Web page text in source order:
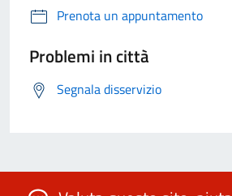
Prenota un appuntamento
Problemi in città
Segnala disservizio